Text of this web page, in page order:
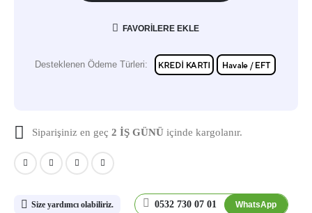
FAVORILERE EKLE
Desteklenen Ödeme Türleri:
Siparişiniz en geç 2 İŞ GÜNÜ içinde kargolanır.
Size yardımcı olabiliriz. 0532 730 07 01 WhatsApp